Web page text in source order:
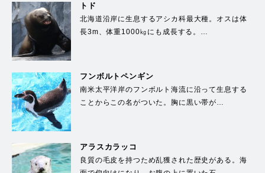
トド
北海道沿岸に生息するアシカ科最大種。オスは体
長3m、体重1000㎏にも成長する。…
フンボルトペンギン
南米太平洋岸のフンボルト海流に沿って生息する
ことからこの名がついた。胸に黒い帯が…
アラスカラッコ
良質の毛皮を持つため乱獲された歴史がある。海